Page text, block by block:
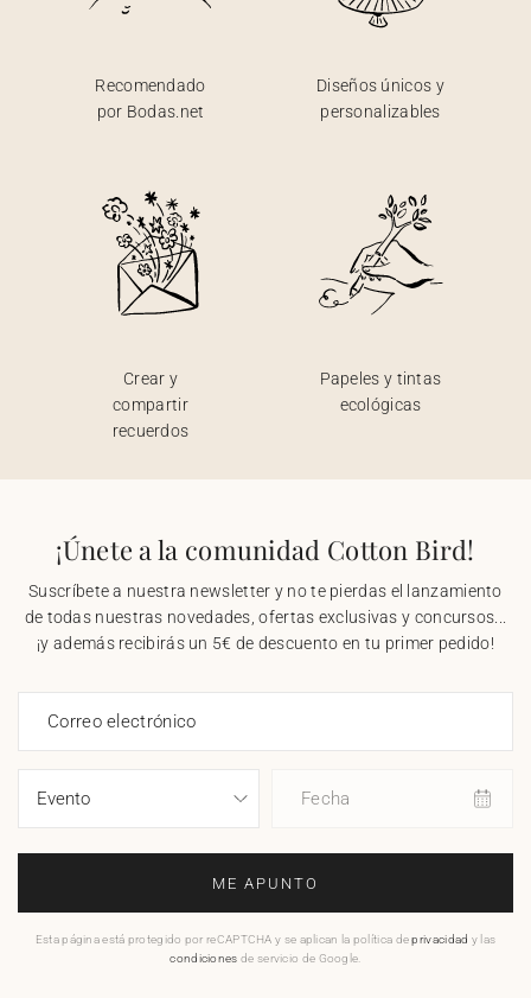
Recomendado
por Bodas.net
Diseños únicos y
personalizables
Crear y
compartir
recuerdos
Papeles y tintas
ecológicas
¡Únete a la comunidad Cotton Bird!
Suscríbete a nuestra newsletter y no te pierdas el lanzamiento
de todas nuestras novedades, ofertas exclusivas y concursos...
¡y además recibirás un 5€ de descuento en tu primer pedido!
Correo electrónico
Fecha
ME APUNTO
Esta página está protegido por reCAPTCHA y se aplican la política deprivacidad y las
condiciones de servicio de Google.